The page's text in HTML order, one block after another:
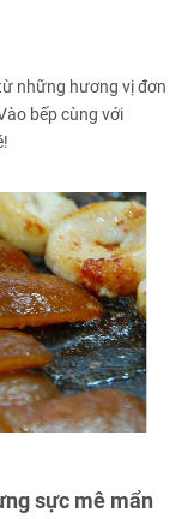
những hương vị đơn
bếp cùng với
sực mê mẩn